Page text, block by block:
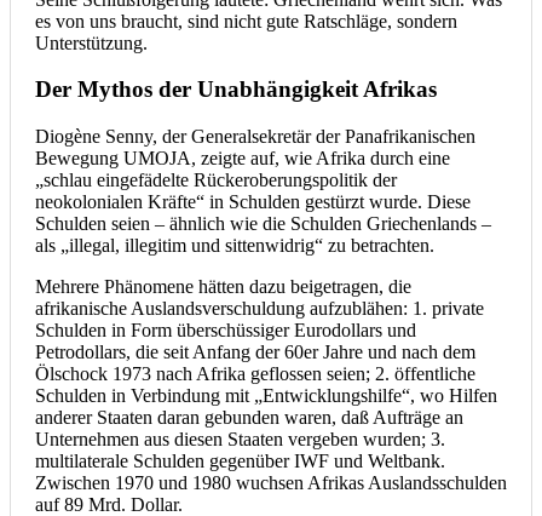
es von uns braucht, sind nicht gute Ratschläge, sondern
Unterstützung.
Der Mythos der Unabhängigkeit Afrikas
Diogène Senny, der Generalsekretär der Panafrikanischen
Bewegung UMOJA, zeigte auf, wie Afrika durch eine
„schlau eingefädelte Rückeroberungspolitik der
neokolonialen Kräfte“ in Schulden gestürzt wurde. Diese
Schulden seien – ähnlich wie die Schulden Griechenlands –
als „illegal, illegitim und sittenwidrig“ zu betrachten.
Mehrere Phänomene hätten dazu beigetragen, die
afrikanische Auslandsverschuldung aufzublähen: 1. private
Schulden in Form überschüssiger Eurodollars und
Petrodollars, die seit Anfang der 60er Jahre und nach dem
Ölschock 1973 nach Afrika geflossen seien; 2. öffentliche
Schulden in Verbindung mit „Entwicklungshilfe“, wo Hilfen
anderer Staaten daran gebunden waren, daß Aufträge an
Unternehmen aus diesen Staaten vergeben wurden; 3.
multilaterale Schulden gegenüber IWF und Weltbank.
Zwischen 1970 und 1980 wuchsen Afrikas Auslandsschulden
auf 89 Mrd. Dollar.